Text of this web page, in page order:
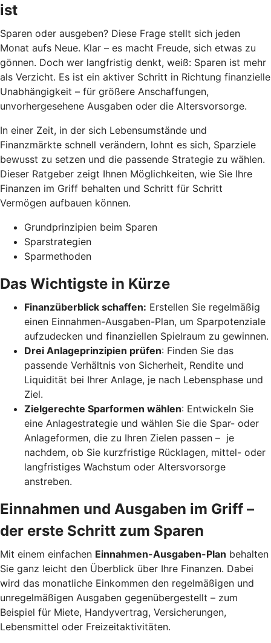
ist
Sparen oder ausgeben? Diese Frage stellt sich jeden
Monat aufs Neue. Klar – es macht Freude, sich etwas zu
gönnen. Doch wer langfristig denkt, weiß: Sparen ist mehr
als Verzicht. Es ist ein aktiver Schritt in Richtung finanzielle
Unabhängigkeit – für größere Anschaffungen,
unvorhergesehene Ausgaben oder die Altersvorsorge.
In einer Zeit, in der sich Lebensumstände und
Finanzmärkte schnell verändern, lohnt es sich, Sparziele
bewusst zu setzen und die passende Strategie zu wählen.
Dieser Ratgeber zeigt Ihnen Möglichkeiten, wie Sie Ihre
Finanzen im Griff behalten und Schritt für Schritt
Vermögen aufbauen können.
Grundprinzipien beim Sparen
Sparstrategien
Sparmethoden
Das Wichtigste in Kürze
Finanzüberblick schaffen: Erstellen Sie regelmäßig
einen Einnahmen-Ausgaben-Plan, um Sparpotenziale
aufzudecken und finanziellen Spielraum zu gewinnen.
Drei Anlageprinzipien prüfen: Finden Sie das
passende Verhältnis von Sicherheit, Rendite und
Liquidität bei Ihrer Anlage, je nach Lebensphase und
Ziel.
Zielgerechte Sparformen wählen: Entwickeln Sie
eine Anlagestrategie und wählen Sie die Spar- oder
Anlageformen, die zu Ihren Zielen passen – je
nachdem, ob Sie kurzfristige Rücklagen, mittel- oder
langfristiges Wachstum oder Altersvorsorge
anstreben.
Einnahmen und Ausgaben im Griff –
der erste Schritt zum Sparen
Mit einem einfachen Einnahmen-Ausgaben-Plan behalten
Sie ganz leicht den Überblick über Ihre Finanzen. Dabei
wird das monatliche Einkommen den regelmäßigen und
unregelmäßigen Ausgaben gegenübergestellt – zum
Beispiel für Miete, Handyvertrag, Versicherungen,
Lebensmittel oder Freizeitaktivitäten.